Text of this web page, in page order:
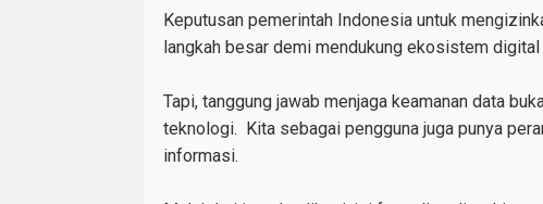
Keputusan pemerintah Indonesia untuk
langkah besar demi mendukung ekosistem digital
Tapi, tanggung jawab menjaga keamanan data
teknologi. Kita sebagai pengguna juga punya
informasi.